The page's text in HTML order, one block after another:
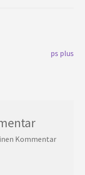
Nächster
ps plus
Kommentar